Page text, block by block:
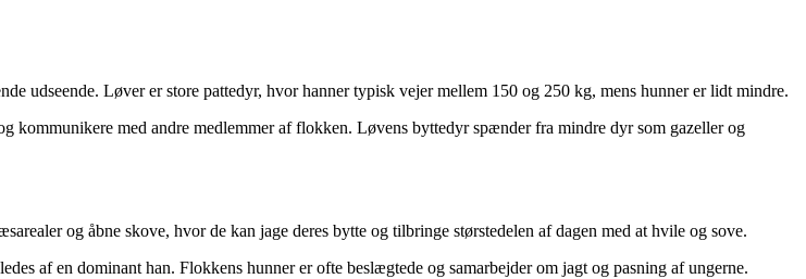
udseende. Løver er store pattedyr, hvor hanner typisk vejer mellem 150 og 250 kg, mens hunner er lidt mindre.
kommunikere med andre medlemmer af flokken. Løvens byttedyr spænder fra mindre dyr som gazeller og
og åbne skove, hvor de kan jage deres bytte og tilbringe størstedelen af dagen med at hvile og sove.
af en dominant han. Flokkens hunner er ofte beslægtede og samarbejder om jagt og pasning af ungerne.